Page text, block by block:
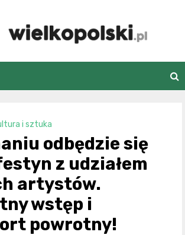
i sztuka
odbędzie się
z udziałem
artystów.
wstęp i
powrotny!